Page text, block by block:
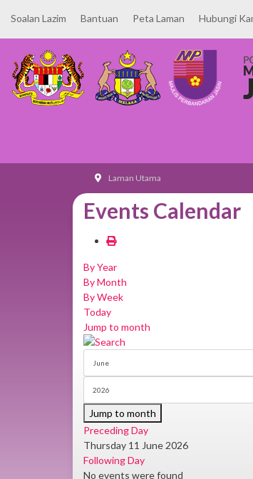
Soalan Lazim Bantuan Peta Laman Hubungi
Laman Utama
Events Calendar
By Year
By Month
By Week
Today
Jump to month
Jump to month
Preceding Day
Thursday 11 June 2026
Following Day
No events were found